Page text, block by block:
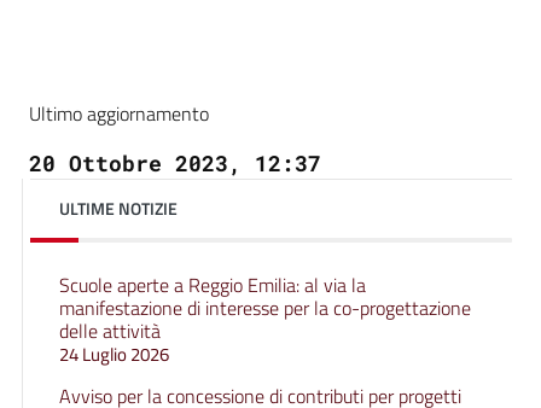
Ultimo aggiornamento
20 Ottobre 2023, 12:37
ULTIME NOTIZIE
Scuole aperte a Reggio Emilia: al via la
manifestazione di interesse per la co-progettazione
delle attività
24 Luglio 2026
Avviso per la concessione di contributi per progetti